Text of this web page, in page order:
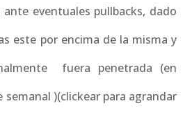
eventuales pullbacks, dado
este por encima de la misma y
fuera penetrada (en
semanal )(clickear para agrandar